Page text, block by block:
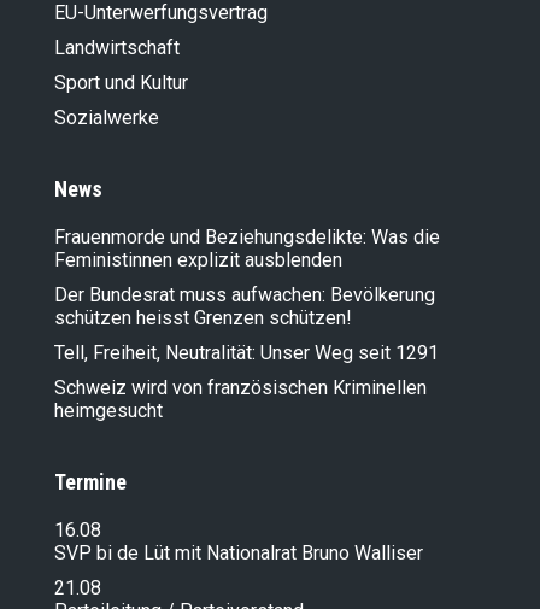
EU-Unterwerfungsvertrag
Landwirt­schaft
Sport und Kultur
Sozialwerke
News
Frauenmorde und Beziehungsdelikte: Was die
Feministinnen explizit ausblenden
Der Bundesrat muss aufwachen: Bevölkerung
schützen heisst Grenzen schützen!
Tell, Freiheit, Neutralität: Unser Weg seit 1291
Schweiz wird von französischen Kriminellen
heimgesucht
Termine
16.08
SVP bi de Lüt mit Nationalrat Bruno Walliser
21.08